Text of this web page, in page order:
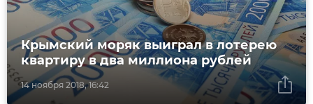
14 ноября 2018, 16:42
Крымский моряк выиграл в лотерею
квартиру в два миллиона рублей